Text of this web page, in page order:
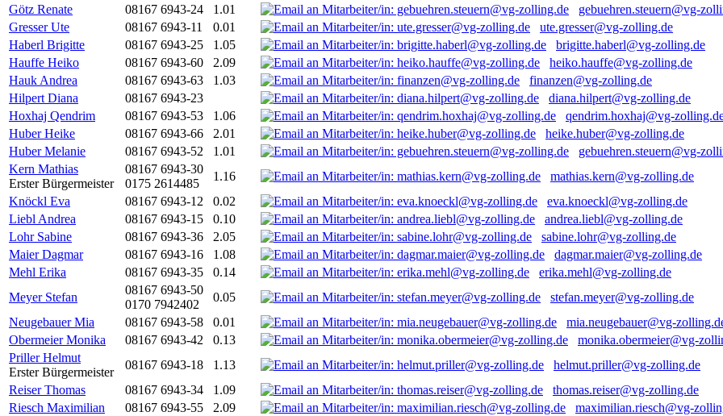
Götz Renate
08167 6943-24 1.01
gebuehren.steuern@vg-
Gresser Ute
08167 6943-11 0.01
ute.gresser@vg-zolling.de
Haberl Brigitte
08167 6943-25 1.05
brigitte.haberl@vg-zolling.de
Hauffe Heiko
08167 6943-60 2.09
heiko.hauffe@vg-zolling.de
Hauk Andrea
08167 6943-63 1.03
finanzen@vg-zolling.de
Hilpert Diana
08167 6943-23
diana.hilpert@vg-zolling.de
Hoxhaj Qendrim
08167 6943-53 1.06
qendrim.hoxhaj@vg-
Huber Heike
08167 6943-66 2.01
heike.huber@vg-zolling.de
Huber Melanie
08167 6943-52 1.01
gebuehren.steuern@vg-
Kern Mathias
Erster Bürgermeister
08167 6943-30
0175 2614485
1.16
mathias.kern@vg-zolling.de
Knöckl Eva
08167 6943-12 0.02
eva.knoeckl@vg-zolling.de
Liebl Andrea
08167 6943-15 0.10
andrea.liebl@vg-zolling.de
Lohr Sabine
08167 6943-36 2.05
sabine.lohr@vg-zolling.de
Maier Dagmar
08167 6943-16 1.08
dagmar.maier@vg-zolling.de
Mehl Erika
08167 6943-35 0.14
erika.mehl@vg-zolling.de
Meyer Stefan
08167 6943-50
0170 7942402
0.05
stefan.meyer@vg-zolling.de
Neugebauer Mia
08167 6943-58 0.01
mia.neugebauer@vg-
Obermeier Monika
08167 6943-42 0.13
monika.obermeier@vg-
Priller Helmut
Erster Bürgermeister
08167 6943-18 1.13
helmut.priller@vg-zolling.de
Reiser Thomas
08167 6943-34 1.09
thomas.reiser@vg-zolling.de
Riesch Maximilian
08167 6943-55 2.09
maximilian.riesch@vg-